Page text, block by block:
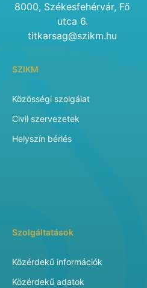
8000, Székesfehérvár, Fő
utca 6.
titkarsag@szikm.hu
SZIKM
Közösségi szolgálat
Civil szervezetek
Helyszín bérlés
Szolgáltatások
Közérdekű információk
Közérdekű adatok